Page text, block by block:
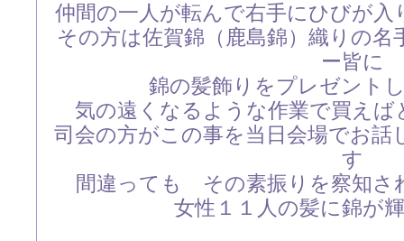
仲間の一人が転んで右手にひびが
その方は佐賀錦（鹿島錦）織りの
ー皆に
錦の髪飾りをプレゼント
気の遠くなるような作業で買え
司会の方がこの事を当日会場でお
す
間違っても その素振りを察知さ
女性１１人の髪に錦が